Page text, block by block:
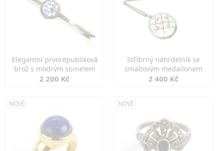
Elegantní prvorepubliková
brož s modrým spinelem
2 200 Kč
Stříbrný náhrdelník se
smaltovým medailonem
2 400 Kč
NOVÉ NOVÉ